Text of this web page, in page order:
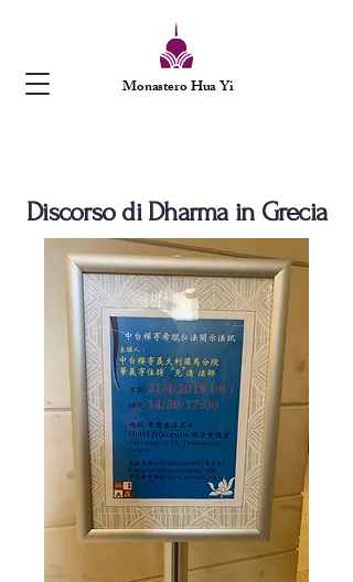
Monastero Hua Yi
Discorso di Dharma in Grecia